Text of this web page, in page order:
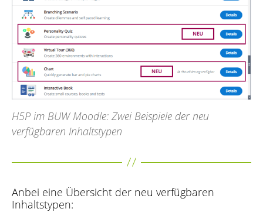
H5P im BUW Moodle: Zwei Beispiele der neu
verfügbaren Inhaltstypen
Anbei eine Übersicht der neu verfügbaren
Inhaltstypen: